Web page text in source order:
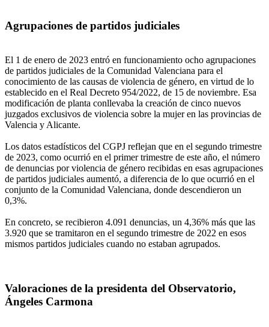
Agrupaciones de partidos judiciales
El 1 de enero de 2023 entró en funcionamiento ocho agrupaciones
de partidos judiciales de la Comunidad Valenciana para el
conocimiento de las causas de violencia de género, en virtud de lo
establecido en el Real Decreto 954/2022, de 15 de noviembre. Esa
modificación de planta conllevaba la creación de cinco nuevos
juzgados exclusivos de violencia sobre la mujer en las provincias de
Valencia y Alicante.
Los datos estadísticos del CGPJ reflejan que en el segundo trimestre
de 2023, como ocurrió en el primer trimestre de este año, el número
de denuncias por violencia de género recibidas en esas agrupaciones
de partidos judiciales aumentó, a diferencia de lo que ocurrió en el
conjunto de la Comunidad Valenciana, donde descendieron un
0,3%.
En concreto, se recibieron 4.091 denuncias, un 4,36% más que las
3.920 que se tramitaron en el segundo trimestre de 2022 en esos
mismos partidos judiciales cuando no estaban agrupados.
Valoraciones de la presidenta del Observatorio,
Ángeles Carmona